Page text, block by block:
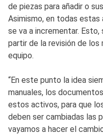
de piezas para añadir o
Asimismo, en todas
se va a incrementar.
partir de la revisión de los
equipo.
“En este punto la idea
manuales, los
estos activos, para que
deben ser cambiadas las
vayamos a hacer el